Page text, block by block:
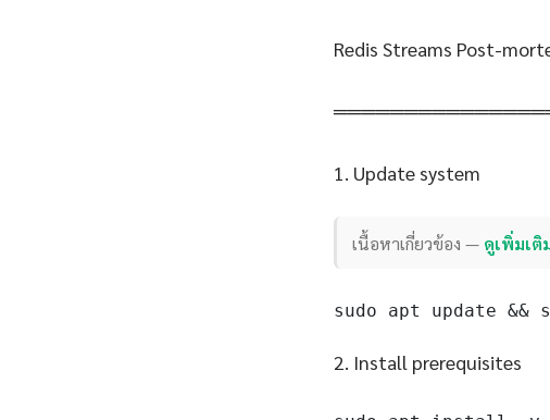
Redis Streams Post-
1. Update system
เนื้อหาเกี่ยวข้อง — ดูเพิ่มเติ
sudo apt update &&
2. Install prerequisites